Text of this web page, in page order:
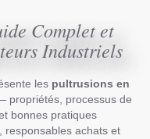
Complet et
Industriels
les pultrusions en
propriétés, processus de
bonnes pratiques
responsables achats et